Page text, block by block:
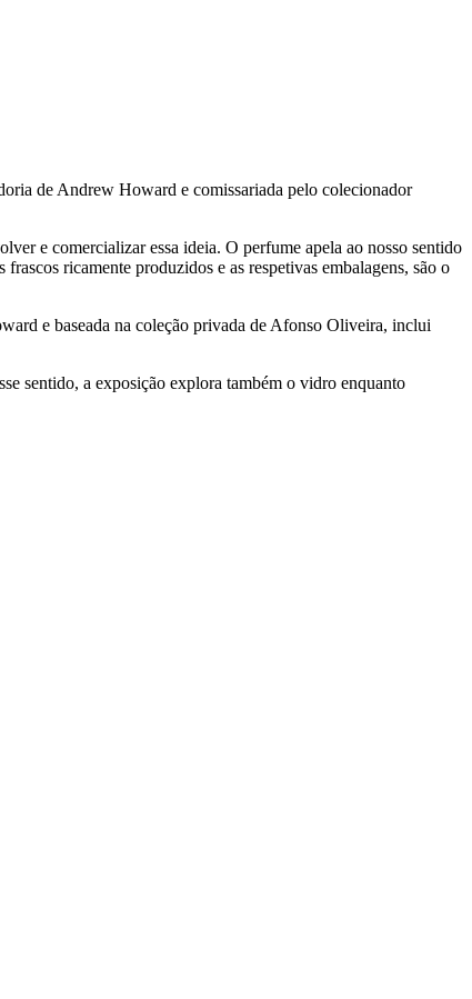
de Andrew Howard e comissariada pelo colecionador
e comercializar essa ideia. O perfume apela ao nosso sentido
ricamente produzidos e as respetivas embalagens, são o
e baseada na coleção privada de Afonso Oliveira, inclui
sentido, a exposição explora também o vidro enquanto